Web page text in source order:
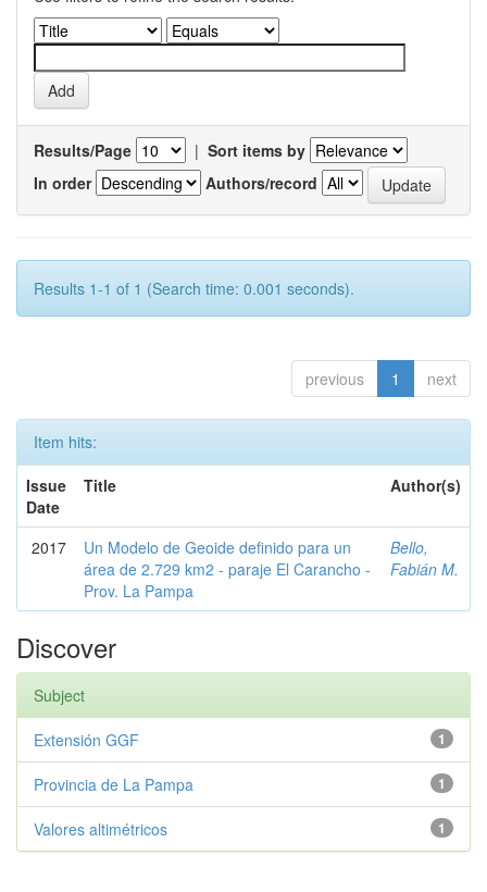
Results/Page | Sort items by
In order
Authors/record
Results 1-1 of 1 (Search time: 0.001 seconds).
previous 1 next
Item hits:
Issue
Date
Title Author(s)
2017
Un Modelo de Geoide definido para un
área de 2.729 km2 - paraje El Carancho -
Prov. La Pampa
Bello,
Fabián M.
Discover
Subject
1
Extensión GGF
1
Provincia de La Pampa
1
Valores altimétricos